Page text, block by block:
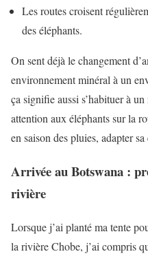
Les routes croisent
des éléphants.
On sent déjà le changement
environnement minéral à un
ça signifie aussi s’habituer à
attention aux éléphants sur la
en saison des pluies, adapter
Arrivée au Botswana :
rivière
Lorsque j’ai planté ma tente
la rivière Chobe, j’ai compris